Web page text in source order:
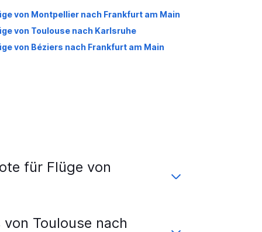
von Montpellier nach Frankfurt am Main
von Toulouse nach Karlsruhe
von Béziers nach Frankfurt am Main
für Flüge von
Toulouse nach